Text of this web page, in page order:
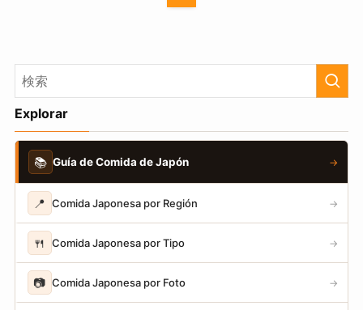
Explorar
📚 Guía de Comida de Japón →
📍 Comida Japonesa por Región →
🍴 Comida Japonesa por Tipo →
📷 Comida Japonesa por Foto →